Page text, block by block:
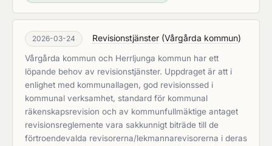
2026-03-24 Revisionstjänster (Vårgårda kommun)
Vårgårda kommun och Herrljunga kommun har ett
löpande behov av revisionstjänster. Uppdraget är att i
enlighet med kommunallagen, god revisionssed i
kommunal verksamhet, standard för kommunal
räkenskapsrevision och av kommunfullmäktige antaget
revisionsreglemente vara sakkunnigt biträde till de
förtroendevalda revisorerna/lekmannarevisorerna i deras